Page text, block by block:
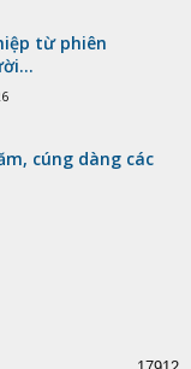
từ phiên
cúng dàng các